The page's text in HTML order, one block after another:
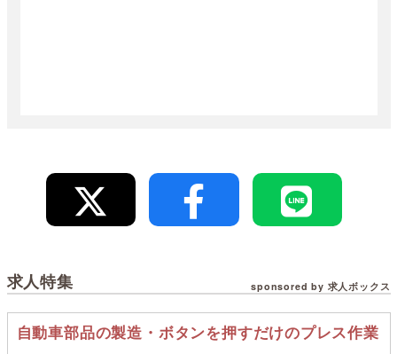
求人特集 sponsored by 求人ボックス
自動車部品の製造・ボタンを押すだけのプレス作業